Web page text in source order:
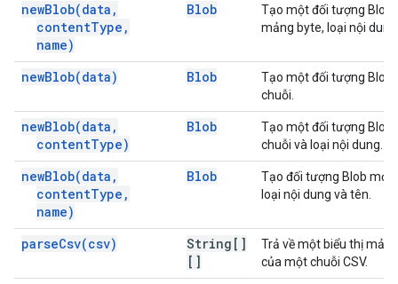
newBlob(data ,
contentType ,
name)
Blob
Tạo một đối tượng Blob
mảng byte, loại nội
newBlob(data) Blob
Tạo một đối tượng Blob
chuỗi.
newBlob(data ,
contentType)
Blob
Tạo một đối tượng Blob
chuỗi và loại nội dung.
newBlob(data ,
contentType ,
name)
Blob
Tạo đối tượng Blob mới
loại nội dung và tên.
parseCsv(csv)
String[]
[]
Trả về một biểu thị
của một chuỗi CSV.